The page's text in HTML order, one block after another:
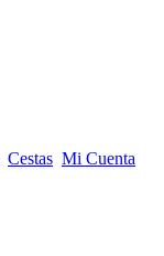
Cestas Mi Cuenta